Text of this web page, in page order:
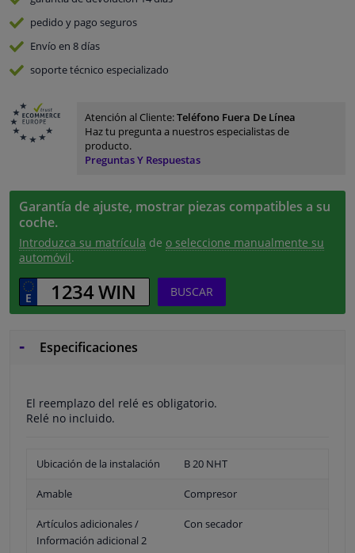
pedido y pago seguros
Envío en 8 días
soporte técnico especializado
Atención al Cliente:Teléfono Fuera De Línea
Haz tu pregunta a nuestros especialistas de
producto.
Preguntas Y Respuestas
Garantía de ajuste, mostrar piezas compatibles a su
coche.
Introduzca su matrícula de o seleccione manualmente su
automóvil.
BUSCAR
Especificaciones
El reemplazo del relé es obligatorio.
Relé no incluido.
Ubicación de la instalación B 20 NHT
Amable Compresor
Artículos adicionales /
Información adicional 2
Con secador